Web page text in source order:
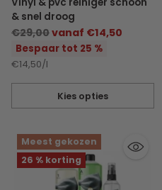
& snel droog
Normale
prijs
€29,00vanaf €14,50
Bespaar tot 25 %
Eenheidsprijs
€14,50/
per l
Kies opties
Hoeveelheid
Meest gekozen
26 % korting